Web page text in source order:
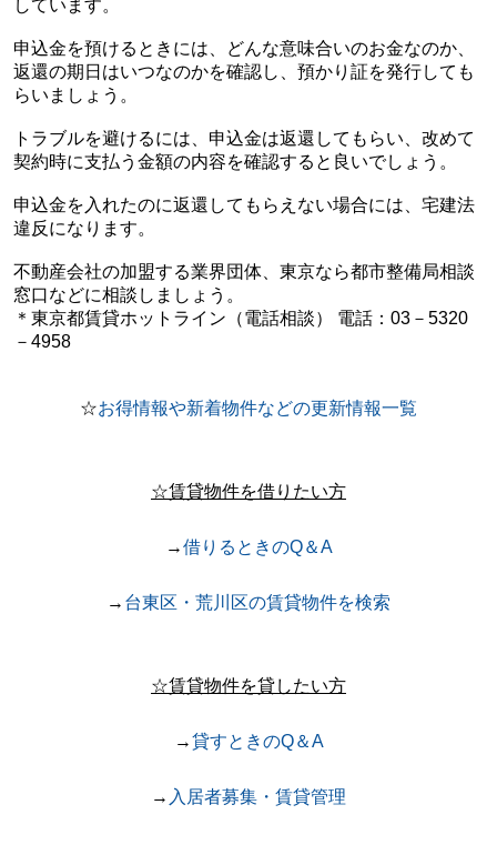
しています。
申込金を預けるときには、どんな意味合いのお金なのか、
返還の期日はいつなのかを確認し、預かり証を発行しても
らいましょう。
トラブルを避けるには、申込金は返還してもらい、改めて
契約時に支払う金額の内容を確認すると良いでしょう。
申込金を入れたのに返還してもらえない場合には、宅建法
違反になります。
不動産会社の加盟する業界団体、東京なら都市整備局相談
窓口などに相談しましょう。
＊東京都賃貸ホットライン（電話相談） 電話：03－5320
－4958
☆お得情報や新着物件などの更新情報一覧
☆賃貸物件を借りたい方
→借りるときのQ＆A
→ 台東区・荒川区の賃貸物件を検索
☆賃貸物件を貸したい方
→貸すときのQ＆A
→ 入居者募集・賃貸管理